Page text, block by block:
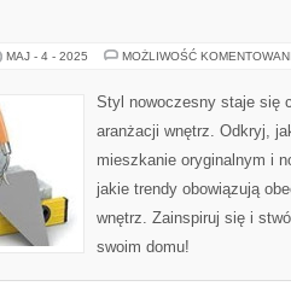
MAJ - 4 - 2025 MOŻLIWOŚĆ
Styl nowoczesny staje się
aranżacji wnętrz. Odkryj,
mieszkanie oryginalnym i
jakie trendy obowiązują
wnętrz. Zainspiruj się i
swoim domu!